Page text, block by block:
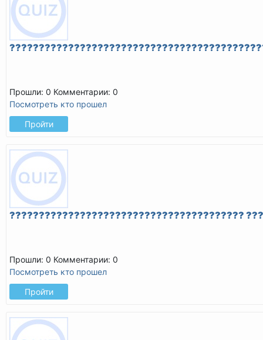
Прошли: 0 Комментарии: 0
Посмотреть кто прошел
Пройти
????????????????????????????????????????
Прошли: 0 Комментарии: 0
Посмотреть кто прошел
Пройти